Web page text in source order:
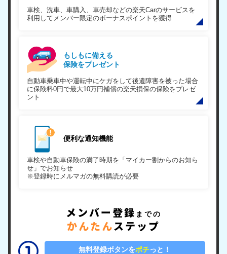
車検、洗車、車購入、車売却などの楽天Carのサービスを
利用してメンバー限定のボーナスポイントを獲得
もしもに備える
保険をプレゼント
自動車乗車中や運転中にケガをして後遺障害を被った場合
に保険料0円で最大10万円補償の楽天損保の保険をプレゼ
ント
便利な通知機能
車検や自動車保険の満了時期を「マイカー割からのお知ら
せ」でお知らせ
※登録時にメルマガの無料購読が必要
メンバー登録 までの
かんたんステップ
無料登録ボタンをポチっと！